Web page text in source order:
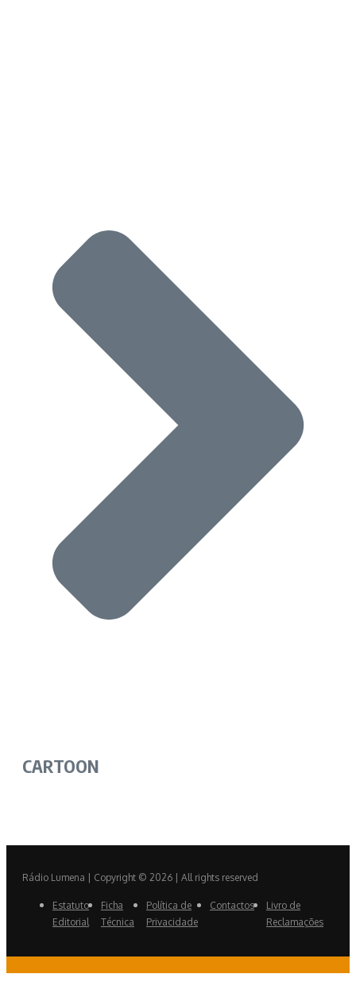
CARTOON
Rádio Lumena | Copyright © 2026 | All rights reserved
Estatuto
Editorial
Ficha
Técnica
Política de
Privacidade
Contactos
Livro de
Reclamações